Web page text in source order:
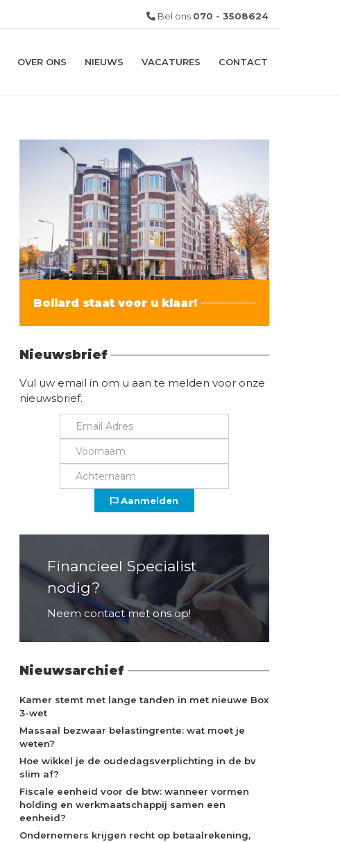
Bel ons 070 - 3508624
OVER ONS NIEUWS VACATURES CONTACT
Bollard staat voor u klaar!
Nieuwsbrief
Vul uw email in om u aan te melden voor onze
nieuwsbrief.
Aanmelden
Financieel Specialist
nodig?
Neem contact met ons op!
Nieuwsarchief
Kamer stemt met lange tanden in met nieuwe Box
3-wet
Massaal bezwaar belastingrente: wat moet je
weten?
Hoe wikkel je de oudedagsverplichting in de bv
slim af?
Fiscale eenheid voor de btw: wanneer vormen
holding en werkmaatschappij samen een
eenheid?
Ondernemers krijgen recht op betaalrekening,